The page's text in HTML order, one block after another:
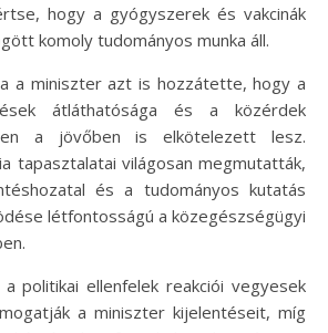
hogy a gyógyszerek és vakcinák
komoly tudományos munka áll.
a miniszter azt is hozzátette, hogy a
átláthatósága és a közérdek
a jövőben is elkötelezett lesz.
tapasztalatai világosan megmutatták,
és a tudományos kutatás
létfontosságú a közegészségügyi
politikai ellenfelek reakciói vegyesek
a miniszter kijelentéseit, míg